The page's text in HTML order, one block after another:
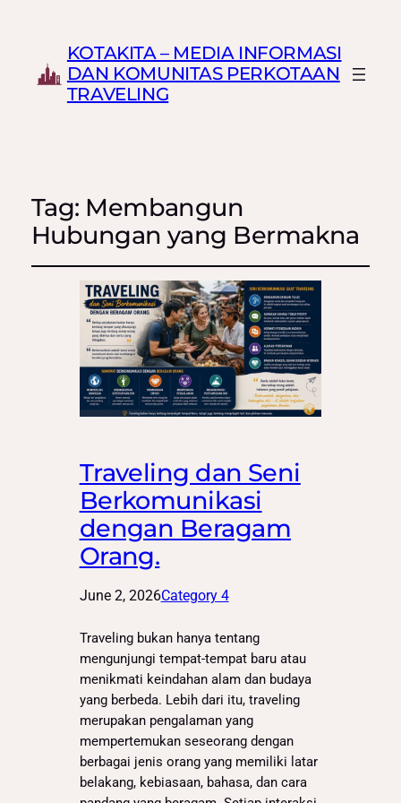
KOTAKITA – MEDIA INFORMASI
DAN KOMUNITAS PERKOTAAN
TRAVELING
Tag: Membangun
Hubungan yang Bermakna
Traveling dan Seni
Berkomunikasi
dengan Beragam
Orang.
June 2, 2026Category 4
Traveling bukan hanya tentang
mengunjungi tempat-tempat baru atau
menikmati keindahan alam dan budaya
yang berbeda. Lebih dari itu, traveling
merupakan pengalaman yang
mempertemukan seseorang dengan
berbagai jenis orang yang memiliki latar
belakang, kebiasaan, bahasa, dan cara